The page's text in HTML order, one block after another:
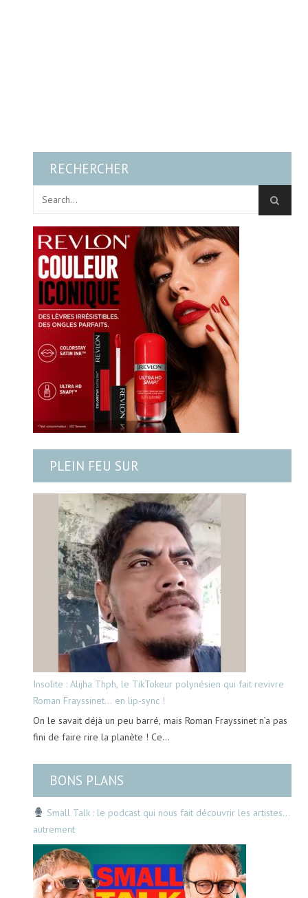
RECHERCHER
PLEIN FEU SUR
Insolite : Alijha Thph, le TikTokeur polynésien qui fait revivre
Roman Frayssinet… en lip-sync !
On le savait déjà un peu barré, mais Roman Frayssinet n’a pas
fini de faire rire la planète ! Ce…
BONS PLANS
Small Talk : le podcast qui nous fait découvrir les artistes…
autrement